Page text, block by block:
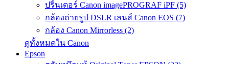
ปริ้นเตอร์ Canon imagePROGRAF iPF (5)
กล้องถ่ายรูป DSLR เลนส์ Canon EOS (7)
กล้อง Canon Mirrorless (2)
ดูทั้งหมดใน Canon
Epson